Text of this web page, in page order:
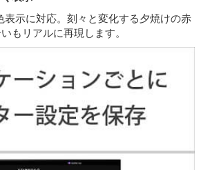
表示に対応。刻々と変化する夕焼けの赤
もリアルに再現します。